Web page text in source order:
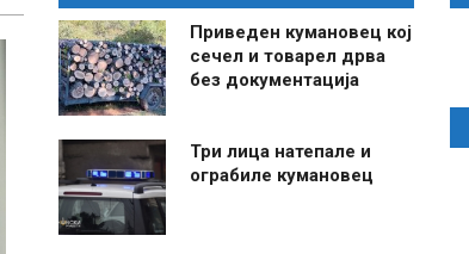
Приведен кумановец кој
сечел и товарел дрва
без документација
Три лица натепале и
ограбиле кумановец